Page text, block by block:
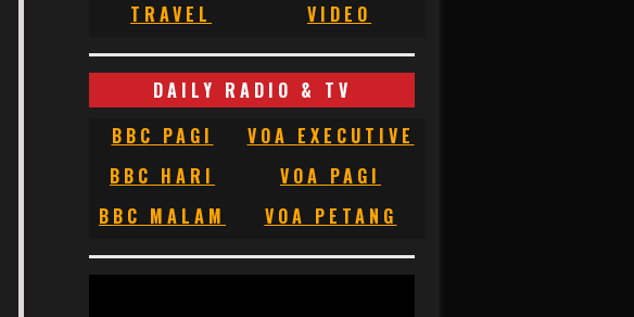
TRAVEL
VIDEO
DAILY RADIO & TV
BBC PAGI
VOA EXECUTIVE
BBC HARI
VOA PAGI
BBC MALAM
VOA PETANG